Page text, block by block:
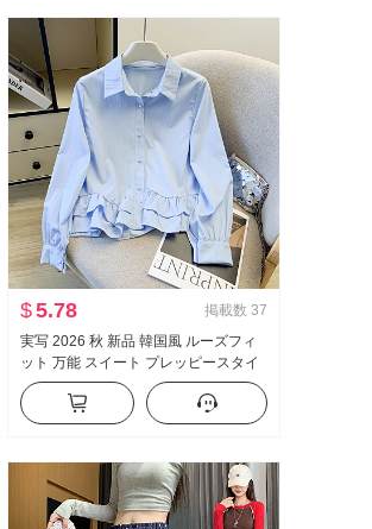
$5.78 掲載数 37
実写 2026 秋 新品 韓国風 ルーズフィ
ット 万能 スイート プレッピースタイ
ル フリル 長袖 シャツ レディーストッ
プス